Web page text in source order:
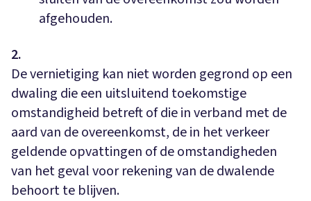
afgehouden.
2.
De vernietiging kan niet worden gegrond op een
dwaling die een uitsluitend toekomstige
omstandigheid betreft of die in verband met de
aard van de overeenkomst, de in het verkeer
geldende opvattingen of de omstandigheden
van het geval voor rekening van de dwalende
behoort te blijven.